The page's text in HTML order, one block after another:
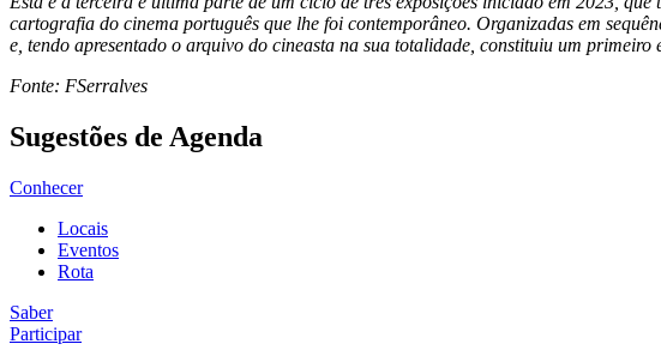
cartografia do cinema português que lhe foi contemporâneo. Organizadas em
e, tendo apresentado o arquivo do cineasta na sua totalidade, constituiu um
Fonte: FSerralves
Sugestões de Agenda
Conhecer
Locais
Eventos
Rota
Saber
Participar